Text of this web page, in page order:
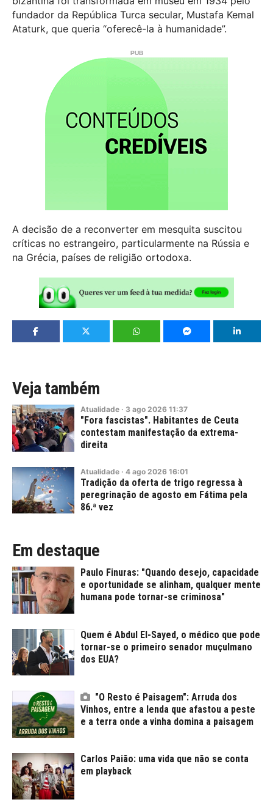
fundador da República Turca secular, Mustafa Kemal
Ataturk, que queria “oferecê-la à humanidade”.
A decisão de a reconverter em mesquita suscitou
críticas no estrangeiro, particularmente na Rússia e
na Grécia, países de religião ortodoxa.
Veja também
Atualidade · 3 ago 2026 11:37
"Fora fascistas". Habitantes de Ceuta
contestam manifestação da extrema-
direita
Atualidade · 4 ago 2026 16:01
Tradição da oferta de trigo regressa à
peregrinação de agosto em Fátima pela
86.ª vez
Em destaque
Paulo Finuras: "Quando desejo, capacidade
e oportunidade se alinham, qualquer mente
humana pode tornar-se criminosa"
Quem é Abdul El-Sayed, o médico que pode
tornar-se o primeiro senador muçulmano
dos EUA?
"O Resto é Paisagem": Arruda dos
Vinhos, entre a lenda que afastou a peste
e a terra onde a vinha domina a paisagem
Carlos Paião: uma vida que não se conta
em playback